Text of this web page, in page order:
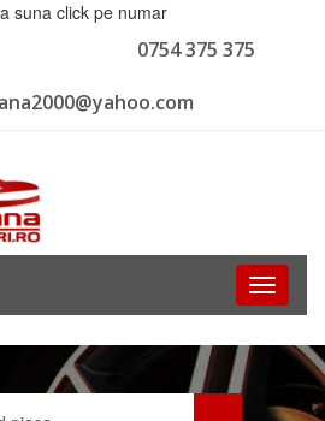
suna click pe numar
0754 375 375
Toggle